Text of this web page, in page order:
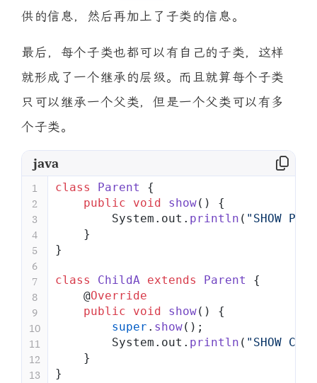
供的信息，然后再加上了子类的信息。
最后，每个子类也都可以有自己的子类，这样
就形成了一个继承的层级。而且就算每个子类
只可以继承一个父类，但是一个父类可以有多
个子类。
java
class Parent
{
    public
void show() {
        System.out.
println ( "SHOW
    }
}
class ChildA extends Parent
{
    @
Override
    public
void show() {
        super
. show();
        System.out.
println ( "SHOW
    }
}
1
2
3
4
5
6
7
8
9
10
11
12
13